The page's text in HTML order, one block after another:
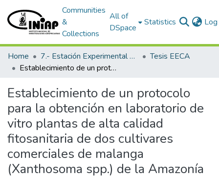
Communities
&
Collections
All of
DSpace
Statistics
Home 7.- Estación Experimental Central Amazónica
Tesis EECA
Establecimiento de un protocolo para la obtención en laboratorio de vitro plantas de alta calidad fitosanitaria de dos cultivares comerciales de malanga (Xanthosoma spp.) de la Amazonía
Establecimiento de un protocolo
para la obtención en laboratorio de
vitro plantas de alta calidad
fitosanitaria de dos cultivares
comerciales de malanga
(Xanthosoma spp.) de la Amazonía